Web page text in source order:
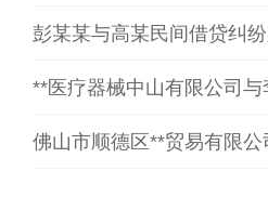
彭某某与高某民间借贷纠
**医疗器械中山有限公司
佛山市顺德区**贸易有限